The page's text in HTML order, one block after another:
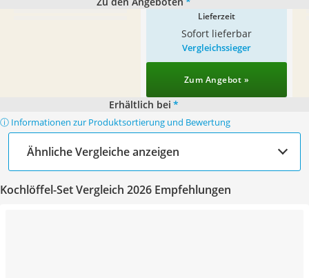
Lieferzeit
Sofort lieferbar
Vergleichssieger
Zum Angebot »
Erhältlich bei *
ⓘ Informationen zur Produktsortierung und Bewertung
Ähnliche Vergleiche anzeigen
Kochlöffel-Set Vergleich 2026 Empfehlungen